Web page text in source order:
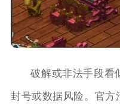
破解或非法手段看
封号或数据风险。官方